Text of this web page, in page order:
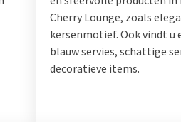
Cherry Lounge, zoals
kersenmotief. Ook vindt u
blauw servies, schattige
decoratieve items.